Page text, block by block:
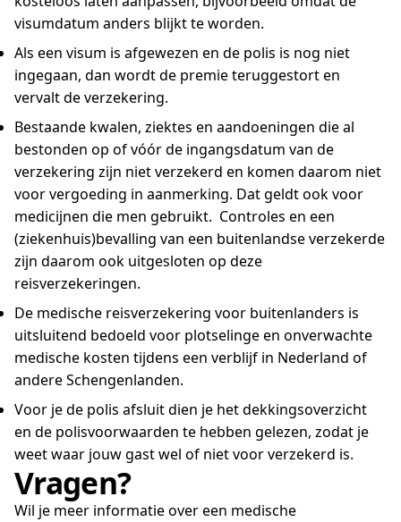
visumdatum anders blijkt te worden.
Als een visum is afgewezen en de polis is nog niet
ingegaan, dan wordt de premie teruggestort en
vervalt de verzekering.
Bestaande kwalen, ziektes en aandoeningen die al
bestonden op of vóór de ingangsdatum van de
verzekering zijn niet verzekerd en komen daarom niet
voor vergoeding in aanmerking. Dat geldt ook voor
medicijnen die men gebruikt. Controles en een
(ziekenhuis)bevalling van een buitenlandse verzekerde
zijn daarom ook uitgesloten op deze
reisverzekeringen.
De medische reisverzekering voor buitenlanders is
uitsluitend bedoeld voor plotselinge en onverwachte
medische kosten tijdens een verblijf in Nederland of
andere Schengenlanden.
Voor je de polis afsluit dien je het dekkingsoverzicht
en de polisvoorwaarden te hebben gelezen, zodat je
weet waar jouw gast wel of niet voor verzekerd is.
Vragen?
Wil je meer informatie over een medische